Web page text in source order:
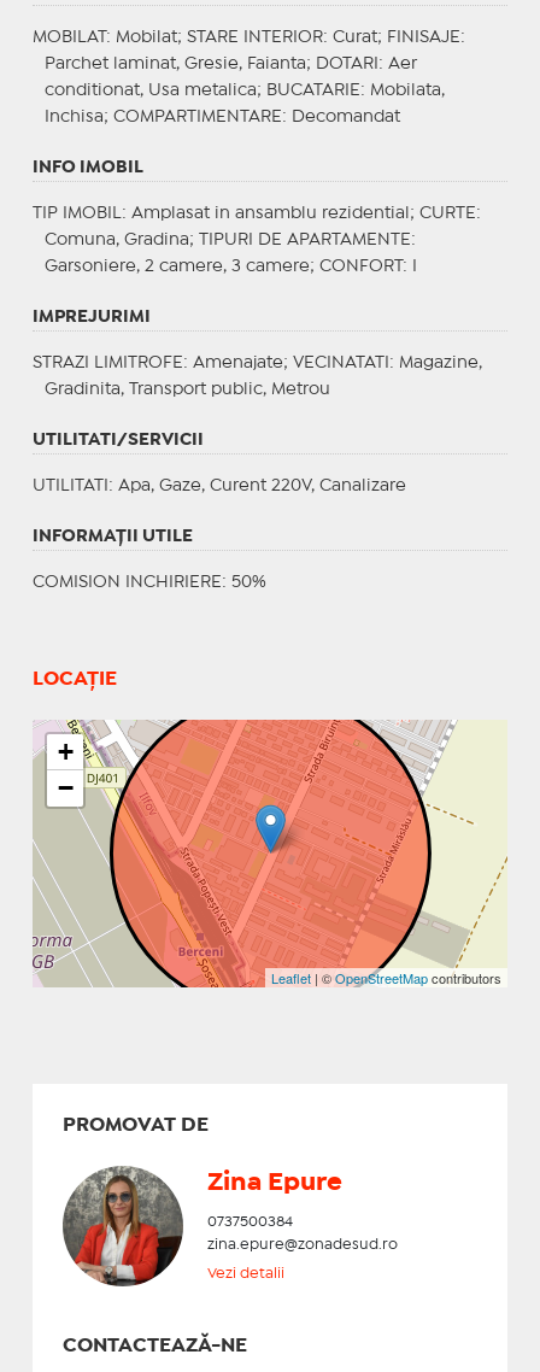
MOBILAT : Mobilat; STARE INTERIOR: Curat; FINISAJE :
Parchet laminat, Gresie, Faianta;
DOTARI : Aer
conditionat, Usa metalica; BUCATARIE : Mobilata,
Inchisa; COMPARTIMENTARE : Decomandat
INFO IMOBIL
TIP IMOBIL : Amplasat in ansamblu rezidential; CURTE :
Comuna, Gradina;
TIPURI DE APARTAMENTE :
Garsoniere, 2 camere, 3 camere; CONFORT : I
IMPREJURIMI
STRAZI LIMITROFE : Amenajate; VECINATATI : Magazine,
Gradinita, Transport public, Metrou
UTILITATI/SERVICII
UTILITATI : Apa, Gaze, Curent 220V, Canalizare
INFORMAŢII UTILE
COMISION INCHIRIERE: 50%
LOCAȚIE
+
−
Leaflet | ©OpenStreetMapcontributors
PROMOVAT DE
Zina Epure
0737500384
zina.epure@zonadesud.ro
Vezi detalii
CONTACTEAZĂ-NE